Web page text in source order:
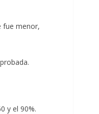
fue menor,
y el 90%.